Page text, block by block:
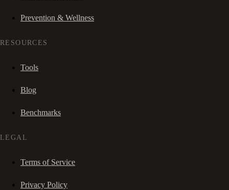
Prevention & Wellness
RESOURCES
Tools
Blog
Benchmarks
LEGAL
Terms of Service
Privacy Policy